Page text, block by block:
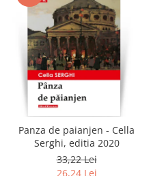
Panza de paianjen - Cella
Serghi, editia 2020
33,22 Lei
26,24 Lei